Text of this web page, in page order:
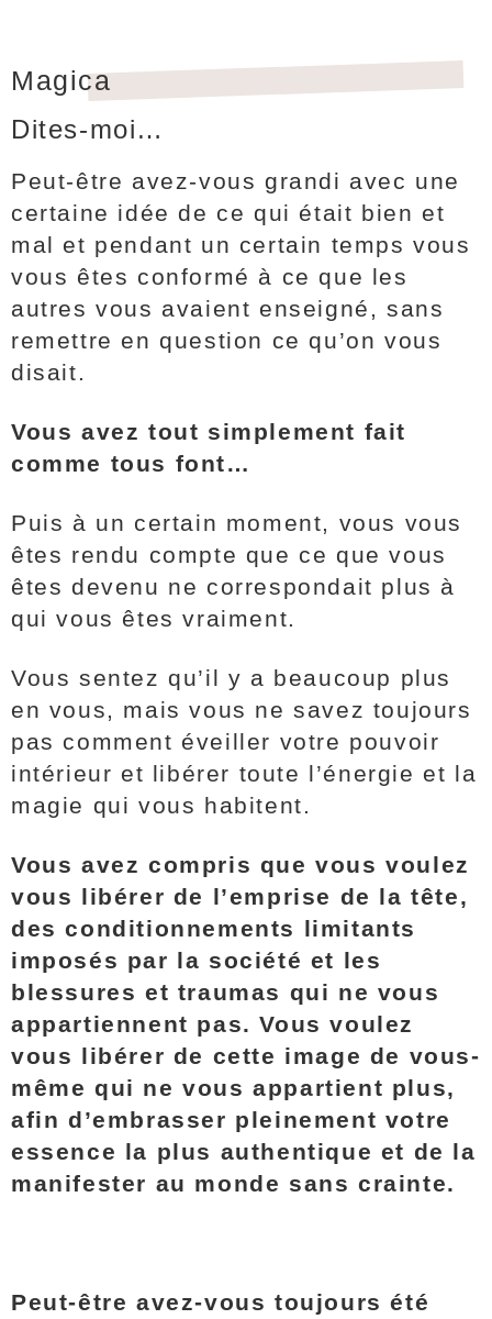
Magica
Dites-moi…
Peut-être avez-vous grandi avec une
certaine idée de ce qui était bien et
mal et pendant un certain temps vous
vous êtes conformé à ce que les
autres vous avaient enseigné, sans
remettre en question ce qu’on vous
disait.
Vous avez tout simplement fait
comme tous font…
Puis à un certain moment, vous vous
êtes rendu compte que ce que vous
êtes devenu ne correspondait plus à
qui vous êtes vraiment.
Vous sentez qu’il y a beaucoup plus
en vous, mais vous ne savez toujours
pas comment éveiller votre pouvoir
intérieur et libérer toute l’énergie et la
magie qui vous habitent.
Vous avez compris que vous voulez
vous libérer de l’emprise de la tête,
des conditionnements limitants
imposés par la société et les
blessures et traumas qui ne vous
appartiennent pas. Vous voulez
vous libérer de cette image de vous-
même qui ne vous appartient plus,
afin d’embrasser pleinement votre
essence la plus authentique et de la
manifester au monde sans crainte.
Peut-être avez-vous toujours été